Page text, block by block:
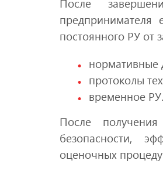
После
постоянного РУ от
нормативные
протоколы
временное РУ.
После
безопасности,
оценочных